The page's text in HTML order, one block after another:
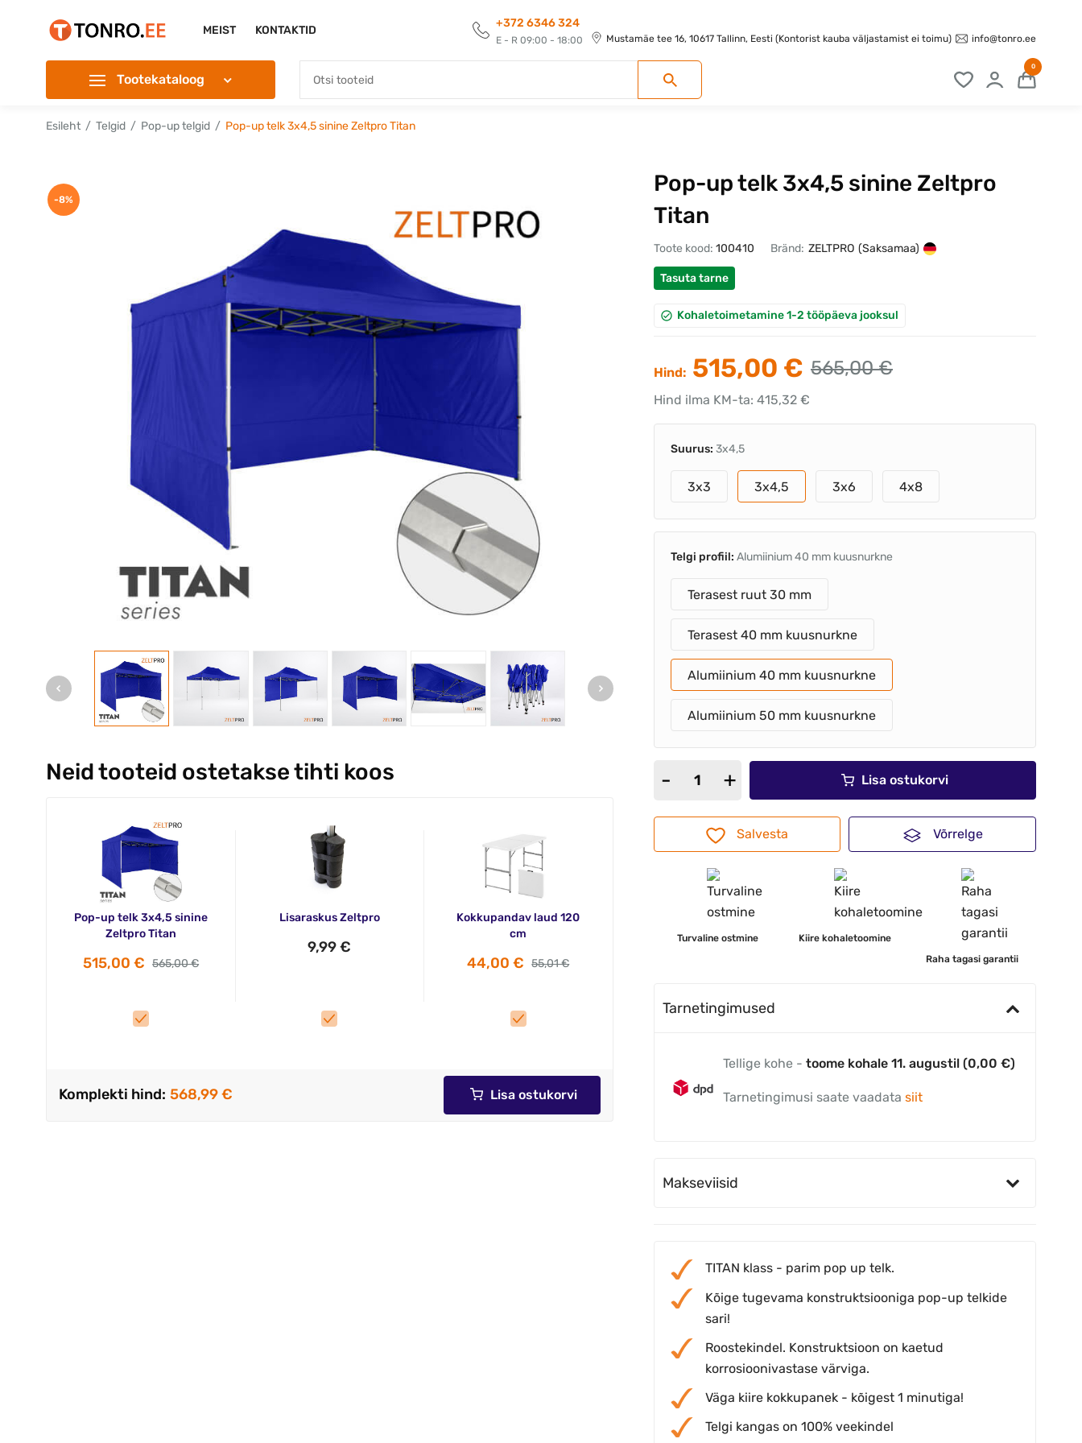
MEIST KONTAKTID
+372 6346 324
E - R 09:00 - 18:00 Mustamäe tee 16, 10617 Tallinn, Eesti (Kontorist kauba väljastamist ei toimu) info@tonro.ee
Tootekataloog
0
Esileht Telgid Pop-up telgid Pop-up telk 3x4,5 sinine Zeltpro Titan
-8%
Neid tooteid ostetakse tihti koos
Pop-up telk 3x4,5 sinine
Zeltpro Titan
515,00 € 565,00 €
Lisaraskus Zeltpro
9,99 €
Kokkupandav laud 120
cm
44,00 € 55,01 €
Komplekti hind: 568,99 € Lisa ostukorvi
Pop-up telk 3x4,5 sinine Zeltpro
Titan
Toote kood: 100410 Bränd: ZELTPRO (Saksamaa)
Tasuta tarne
Kohaletoimetamine 1-2 tööpäeva jooksul
Hind: 515,00 € 565,00 €
Hind ilma KM-ta: 415,32 €
Suurus: 3x4,5
3x3 3x4,5 3x6 4x8
Telgi profiil: Alumiinium 40 mm kuusnurkne
Terasest ruut 30 mm
Terasest 40 mm kuusnurkne
Alumiinium 40 mm kuusnurkne
Alumiinium 50 mm kuusnurkne
Lisa ostukorvi
Salvesta Võrrelge
Turvaline ostmine
Kiire kohaletoomine
Raha tagasi garantii
Tarnetingimused
Tellige kohe -toome kohale 11. augustil (0,00 €)
Tarnetingimusi saate vaadatasiit
Makseviisid
TITAN klass - parim pop up telk.
Kõige tugevama konstruktsiooniga pop-up telkide
sari!
Roostekindel. Konstruktsioon on kaetud
korrosioonivastase värviga.
Väga kiire kokkupanek - kõigest 1 minutiga!
Telgi kangas on 100% veekindel